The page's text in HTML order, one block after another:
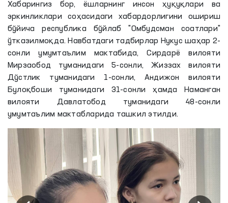
Хабарингиз бор, ёшларнинг инсон ҳуқуқлари ва
эркинликлари соҳасидаги хабардорлигини ошириш
бўйича республика бўйлаб "Омбудсман соатлари"
ўтказилмоқда. Навбатдаги тадбирлар Нукус шаҳар 2-
сонли умумтаълим мактабида, Сирдарё вилояти
Мирзаобод туманидаги 5-сонли, Жиззах вилояти
Дўстлик туманидаги 1-сонли, Андижон вилояти
Булоқбоши туманидаги 31-сонли ҳамда Наманган
вилояти Давлатобод туманидаги 48-сонли
умумтаълим мактабларида ташкил этилди.